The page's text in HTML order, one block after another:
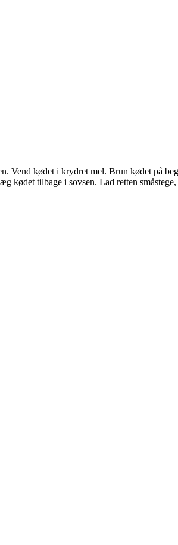
kødet i krydret mel. Brun kødet på
tilbage i sovsen. Lad retten